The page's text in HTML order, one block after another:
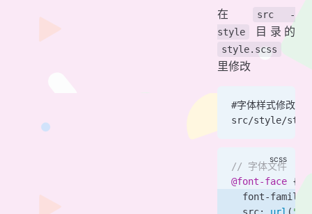
在
src -
style
目录的
style.scss
里修改
#字体样式修改
src/style/
// 字体文件
@font-face {
font-
  src:
url ( "/